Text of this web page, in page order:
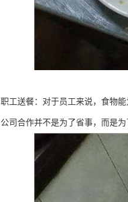
职工送餐：对于员工来说，食物
公司合作并不是为了省事，而是